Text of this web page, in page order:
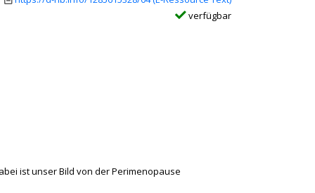
verfügbar
ist unser Bild von der Perimenopause